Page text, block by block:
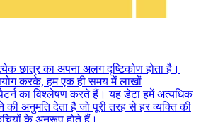
छात्र का अपना अलग दृष्टिकोण होता है।
करके, हम एक ही समय में लाखों
का विश्लेषण करते हैं। यह डेटा हमें अत्यधिक
की अनुमति देता है जो पूरी तरह से हर व्यक्ति की
के अनुरूप होते हैं।